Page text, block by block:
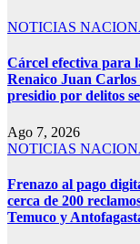
NOTICIAS
Cárcel efectiva para
Renaico Juan Carlos
presidio por delitos
Ago 7, 2026
NOTICIAS
Frenazo al pago
cerca de 200
Temuco y